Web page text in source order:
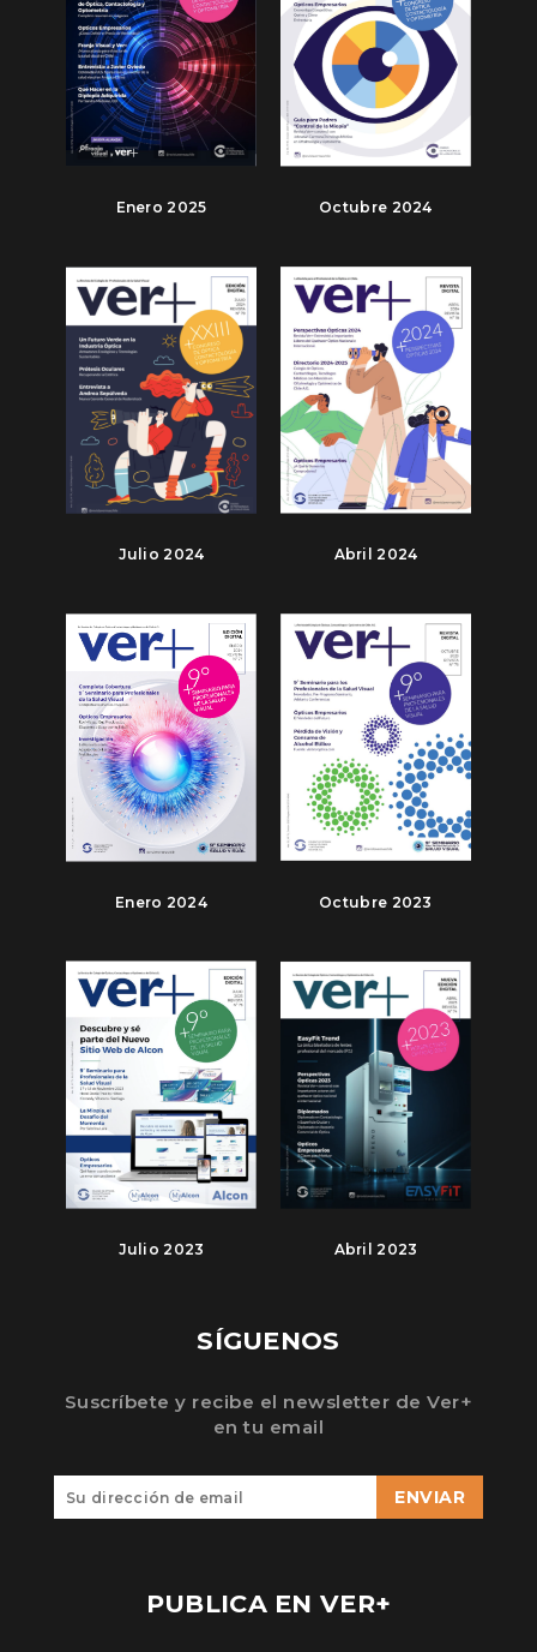
Enero 2025 Octubre 2024
Julio 2024 Abril 2024
Enero 2024 Octubre 2023
Julio 2023 Abril 2023
SÍGUENOS
Suscríbete y recibe el newsletter de Ver+
en tu email
ENVIAR
PUBLICA EN VER+